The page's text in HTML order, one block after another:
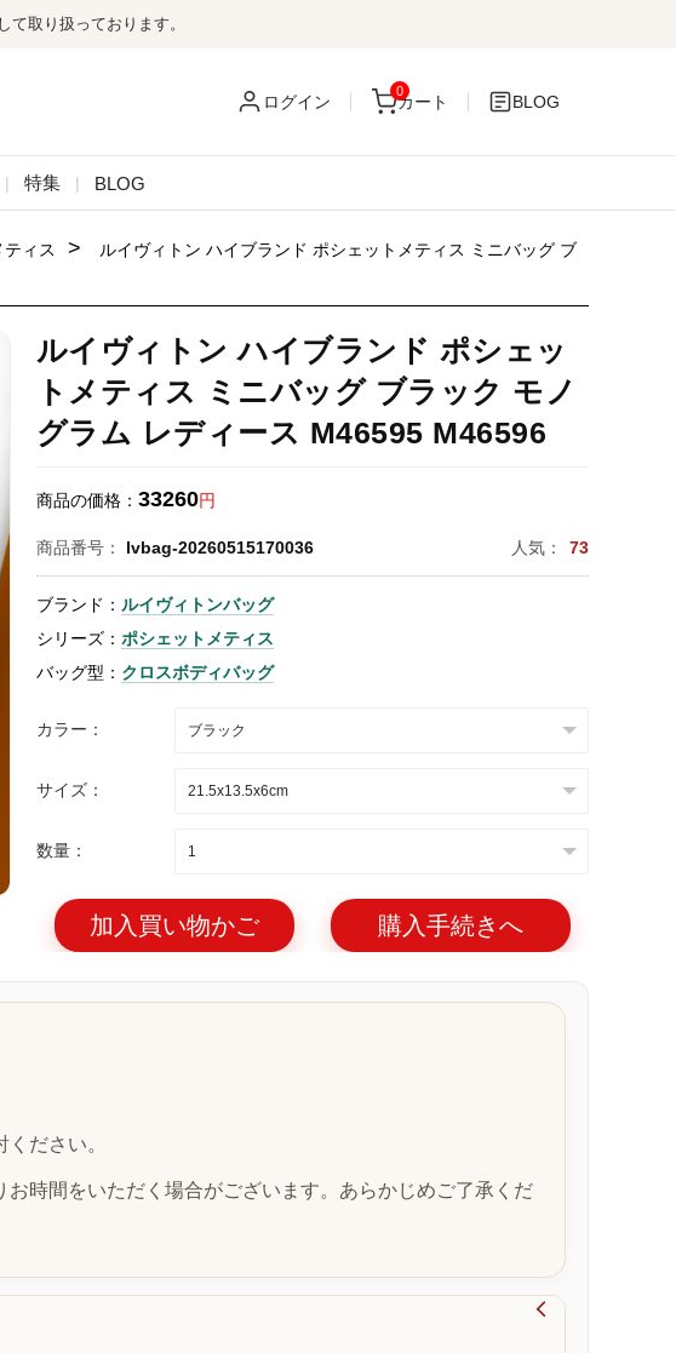
取り扱っております。
ログイン
0
カート BLOG
| 特集 | BLOG
ィス >
ルイヴィトン ハイブランド ポシェットメティス ミニバッグ ブ
ルイヴィトン ハイブランド ポシェッ
トメティス ミニバッグ ブラック モノ
グラム レディース M46595 M46596
商品の価格： 33260円
商品番号： lvbag-20260515170036 人気： 73
ブランド： ルイヴィトンバッグ
シリーズ： ポシェットメティス
バッグ型： クロスボディバッグ
カラー：
サイズ：
数量：
加入買い物かご 購入手続きへ
ださい。
時間をいただく場合がございます。あらかじめご了承くだ
